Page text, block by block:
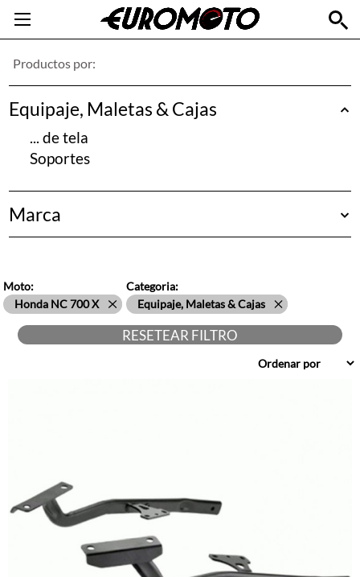
Productos por:
Equipaje, Maletas & Cajas
... de tela
Soportes
Marca
Givi
Moto:
Honda NC 700 X
Categoria:
Equipaje, Maletas & Cajas
RESETEAR FILTRO